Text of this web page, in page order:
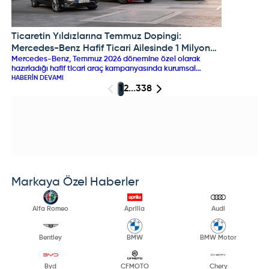
MERCEDES
Ticaretin Yıldızlarına Temmuz Dopingi:
Mercedes-Benz Hafif Ticari Ailesinde 1 Milyon
TL %0 Faiz Fırsatı!
Mercedes-Benz, Temmuz 2026 dönemine özel olarak
hazırladığı hafif ticari araç kampanyasında kurumsal
müşterilerine dev finansman destekleri sunuyor.
Mercedes-Benz Kasko tercihinde Vito, Sprinter ve yüzde
100 elektrikli EQV ile eSprinter modellerinde 1 milyon TL'ye
HABERIN DEVAMI
12...338
Markaya Özel Haberler
Alfa Romeo Aprilia Audi
Bentley BMW BMW Motor
Byd CFMOTO Chery